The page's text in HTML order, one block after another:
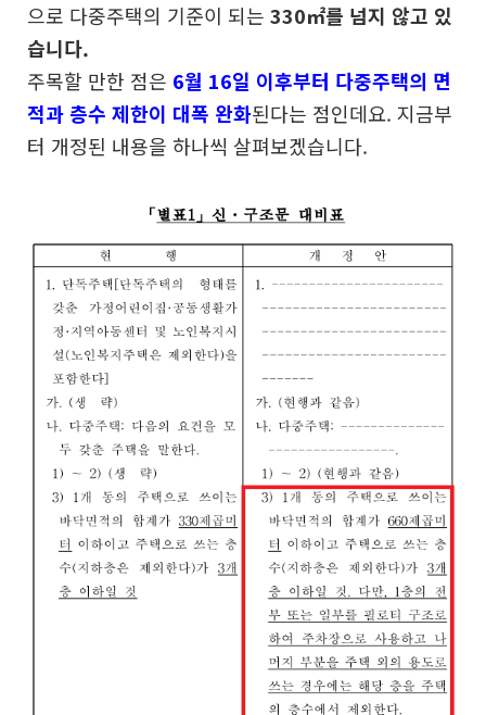
으로 다중주택의 기준이 되는 330㎡를 넘지 않고 있
습니다.
주목할 만한 점은 6월 16일 이후부터 다중주택의 면
적과 층수 제한이 대폭 완화된다는 점인데요. 지금부
터 개정된 내용을 하나씩 살펴보겠습니다.